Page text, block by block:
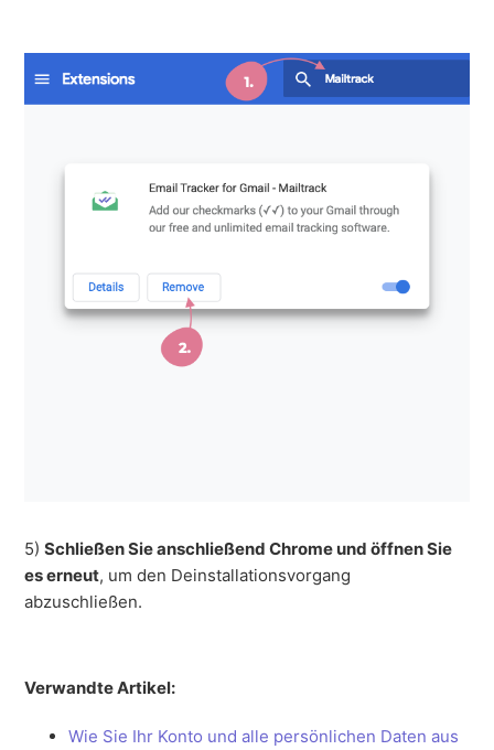
5)Schließen Sie anschließend Chrome und öffnen Sie
es erneut, um den Deinstallationsvorgang
abzuschließen.
Verwandte Artikel:
Wie Sie Ihr Konto und alle persönlichen Daten aus